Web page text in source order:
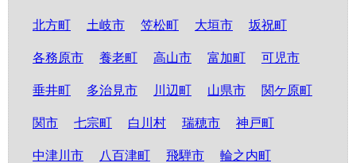
北方町 土岐市 笠松町 大垣市 坂祝町
各務原市 養老町 高山市 富加町 可児市
垂井町 多治見市 川辺町 山県市 関ケ原町
関市 七宗町 白川村 瑞穂市 神戸町
中津川市 八百津町 飛騨市 輪之内町